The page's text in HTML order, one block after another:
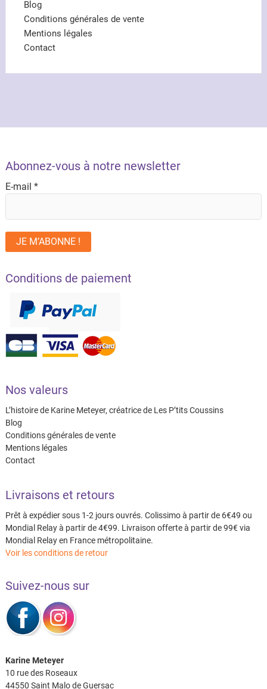
Blog
Conditions générales de vente
Mentions légales
Contact
Abonnez-vous à notre newsletter
E-mail *
Conditions de paiement
Nos valeurs
L’histoire de Karine Meteyer, créatrice de Les P’tits Coussins
Blog
Conditions générales de vente
Mentions légales
Contact
Livraisons et retours
Prêt à expédier sous 1-2 jours ouvrés. Colissimo à partir de 6€49 ou
Mondial Relay à partir de 4€99. Livraison offerte à partir de 99€ via
Mondial Relay en France métropolitaine.
Voir les conditions de retour
Suivez-nous sur
Karine Meteyer
10 rue des Roseaux
44550 Saint Malo de Guersac